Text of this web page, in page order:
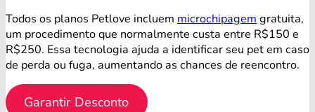
Todos os planos Petlove incluem microchipagem gratuita,
um procedimento que normalmente custa entre R$150 e
R$250. Essa tecnologia ajuda a identificar seu pet em caso
de perda ou fuga, aumentando as chances de reencontro.
Garantir Desconto